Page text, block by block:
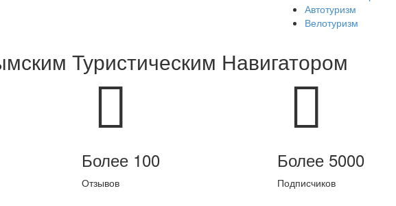
Автотуризм
Велотуризм
Туристическим Навигатором
Более 100
Отзывов
Более 5000
Подписчиков